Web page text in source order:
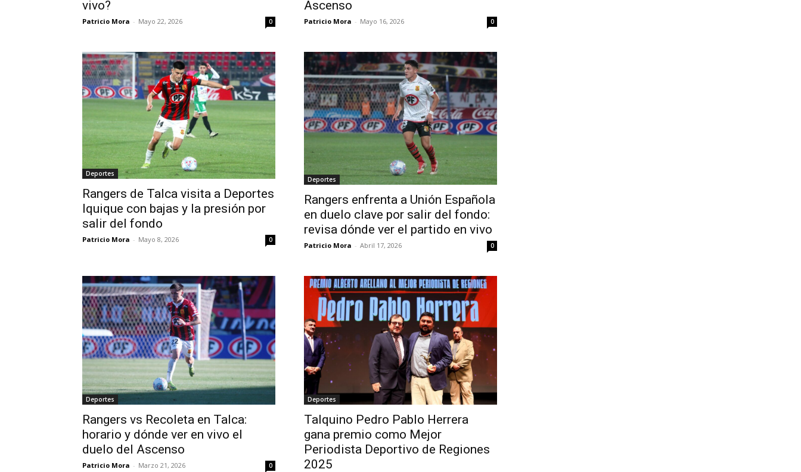
vivo?
Patricio Mora - Mayo 22, 2026 0
Ascenso
Patricio Mora - Mayo 16, 2026 0
Deportes
Rangers de Talca visita a Deportes
Iquique con bajas y la presión por
salir del fondo
Patricio Mora - Mayo 8, 2026 0
Deportes
Rangers enfrenta a Unión Española
en duelo clave por salir del fondo:
revisa dónde ver el partido en vivo
Patricio Mora - Abril 17, 2026 0
Deportes
Rangers vs Recoleta en Talca:
horario y dónde ver en vivo el
duelo del Ascenso
Patricio Mora - Marzo 21, 2026 0
Deportes
Talquino Pedro Pablo Herrera
gana premio como Mejor
Periodista Deportivo de Regiones
2025